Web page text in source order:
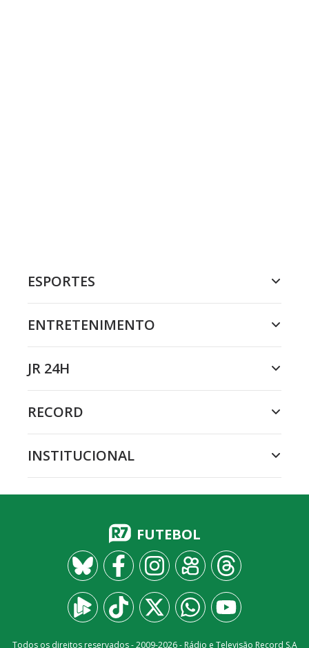
ESPORTES
ENTRETENIMENTO
JR 24H
RECORD
INSTITUCIONAL
FUTEBOL
Todos os direitos reservados - 2009-2026- Rádio e Televisão Record S.A